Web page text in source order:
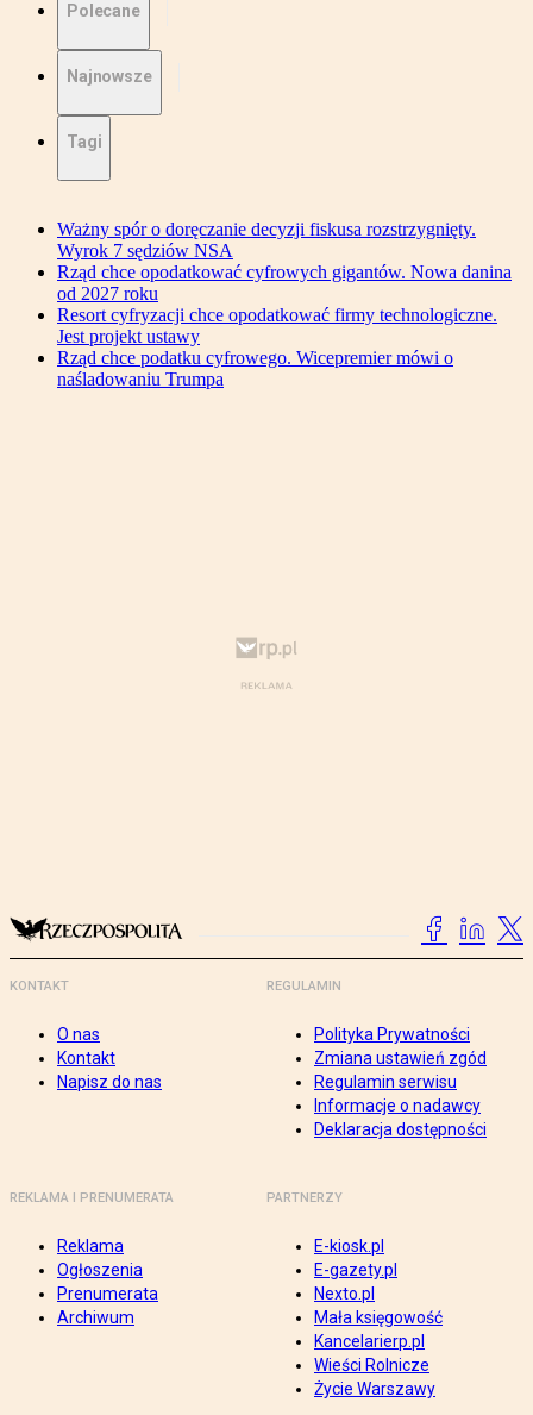
Polecane
Najnowsze
Tagi
Ważny spór o doręczanie decyzji fiskusa rozstrzygnięty.
Wyrok 7 sędziów NSA
Rząd chce opodatkować cyfrowych gigantów. Nowa danina
od 2027 roku
Resort cyfryzacji chce opodatkować firmy technologiczne.
Jest projekt ustawy
Rząd chce podatku cyfrowego. Wicepremier mówi o
naśladowaniu Trumpa
KONTAKT
O nas
Kontakt
Napisz do nas
REGULAMIN
Polityka Prywatności
Zmiana ustawień zgód
Regulamin serwisu
Informacje o nadawcy
Deklaracja dostępności
REKLAMA I PRENUMERATA
Reklama
Ogłoszenia
Prenumerata
Archiwum
PARTNERZY
E-kiosk.pl
E-gazety.pl
Nexto.pl
Mała księgowość
Kancelarierp.pl
Wieści Rolnicze
Życie Warszawy